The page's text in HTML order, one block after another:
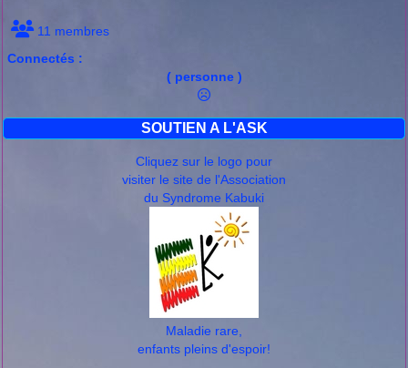
11 membres
Connectés :
( personne )
SOUTIEN A L'ASK
Cliquez sur le logo pour
visiter le site de l'Association
du Syndrome Kabuki
Maladie rare,
enfants pleins d'espoir!